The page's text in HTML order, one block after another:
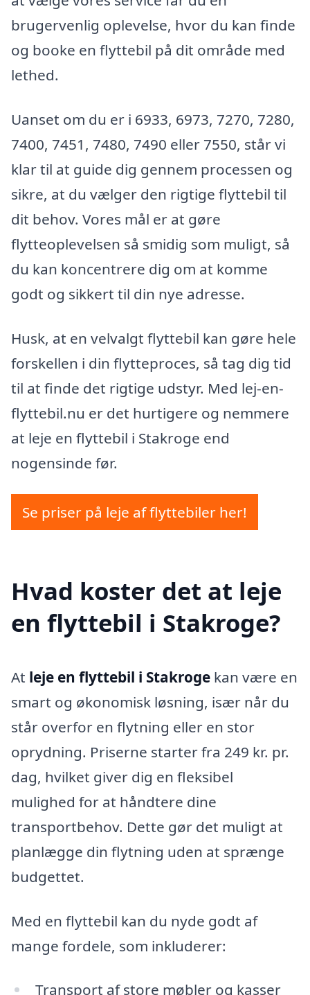
brugervenlig oplevelse, hvor du kan finde
og booke en flyttebil på dit område med
lethed.
Uanset om du er i 6933, 6973, 7270, 7280,
7400, 7451, 7480, 7490 eller 7550, står vi
klar til at guide dig gennem processen og
sikre, at du vælger den rigtige flyttebil til
dit behov. Vores mål er at gøre
flytteoplevelsen så smidig som muligt, så
du kan koncentrere dig om at komme
godt og sikkert til din nye adresse.
Husk, at en velvalgt flyttebil kan gøre hele
forskellen i din flytteproces, så tag dig tid
til at finde det rigtige udstyr. Med lej-en-
flyttebil.nu er det hurtigere og nemmere
at leje en flyttebil i Stakroge end
nogensinde før.
Se priser på leje af flyttebiler her!
Hvad koster det at leje
en flyttebil i Stakroge?
At leje en flyttebil i Stakroge kan være en
smart og økonomisk løsning, især når du
står overfor en flytning eller en stor
oprydning. Priserne starter fra 249 kr. pr.
dag, hvilket giver dig en fleksibel
mulighed for at håndtere dine
transportbehov. Dette gør det muligt at
planlægge din flytning uden at sprænge
budgettet.
Med en flyttebil kan du nyde godt af
mange fordele, som inkluderer:
Transport af store møbler og kasser